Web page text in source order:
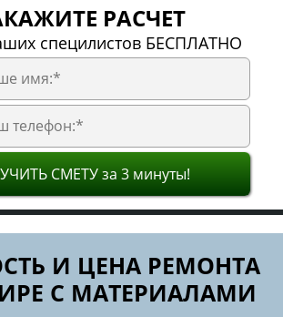
РАСЧЕТ
специлистов БЕСПЛАТНО
СМЕТУ за 3 минуты!
И ЦЕНА РЕМОНТА
С МАТЕРИАЛАМИ